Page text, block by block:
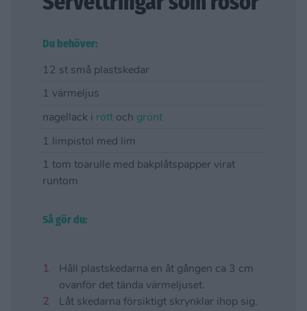
Servettringar som rosor
Du behöver:
12 st små plastskedar
1 värmeljus
nagellack i rött och grönt
1 limpistol med lim
1 tom toarulle med bakplåtspapper virat
runtom
Så gör du:
Håll plastskedarna en åt gången ca 3 cm
ovanför det tända värmeljuset.
Låt skedarna försiktigt skrynklar ihop sig.